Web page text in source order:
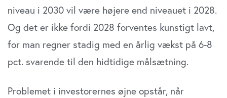
niveau i 2030 vil være højere end niveauet i 2028.
Og det er ikke fordi 2028 forventes kunstigt lavt,
for man regner stadig med en årlig vækst på 6-8
pct. svarende til den hidtidige målsætning.
Problemet i investorernes øjne opstår, når